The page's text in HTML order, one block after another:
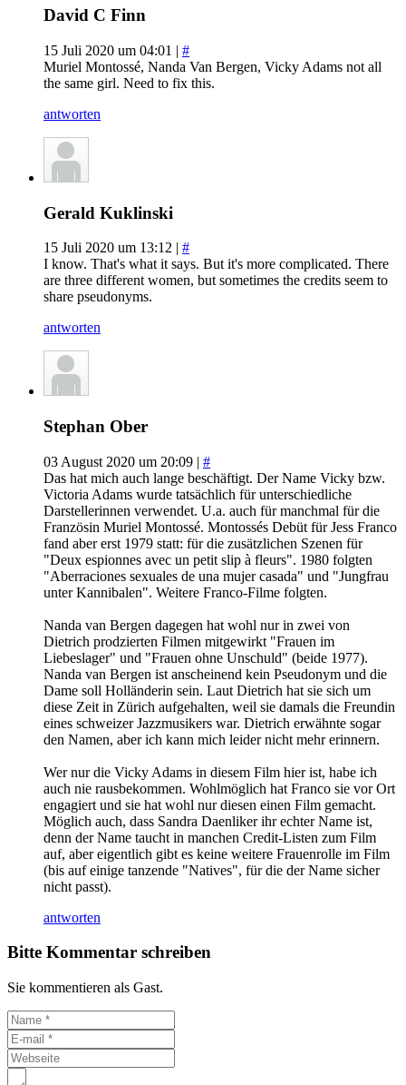
David C Finn
15 Juli 2020 um 04:01 | #
Muriel Montossé, Nanda Van Bergen, Vicky Adams not all
the same girl. Need to fix this.
antworten
Gerald Kuklinski
15 Juli 2020 um 13:12 | #
I know. That's what it says. But it's more complicated. There
are three different women, but sometimes the credits seem to
share pseudonyms.
antworten
Stephan Ober
03 August 2020 um 20:09 | #
Das hat mich auch lange beschäftigt. Der Name Vicky bzw.
Victoria Adams wurde tatsächlich für unterschiedliche
Darstellerinnen verwendet. U.a. auch für manchmal für die
Französin Muriel Montossé. Montossés Debüt für Jess Franco
fand aber erst 1979 statt: für die zusätzlichen Szenen für
"Deux espionnes avec un petit slip à fleurs". 1980 folgten
"Aberraciones sexuales de una mujer casada" und "Jungfrau
unter Kannibalen". Weitere Franco-Filme folgten.
Nanda van Bergen dagegen hat wohl nur in zwei von
Dietrich prodzierten Filmen mitgewirkt "Frauen im
Liebeslager" und "Frauen ohne Unschuld" (beide 1977).
Nanda van Bergen ist anscheinend kein Pseudonym und die
Dame soll Holländerin sein. Laut Dietrich hat sie sich um
diese Zeit in Zürich aufgehalten, weil sie damals die Freundin
eines schweizer Jazzmusikers war. Dietrich erwähnte sogar
den Namen, aber ich kann mich leider nicht mehr erinnern.
Wer nur die Vicky Adams in diesem Film hier ist, habe ich
auch nie rausbekommen. Wohlmöglich hat Franco sie vor Ort
engagiert und sie hat wohl nur diesen einen Film gemacht.
Möglich auch, dass Sandra Daenliker ihr echter Name ist,
denn der Name taucht in manchen Credit-Listen zum Film
auf, aber eigentlich gibt es keine weitere Frauenrolle im Film
(bis auf einige tanzende "Natives", für die der Name sicher
nicht passt).
antworten
Bitte Kommentar schreiben
Sie kommentieren als Gast.